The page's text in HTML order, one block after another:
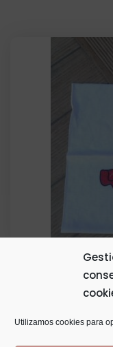
Utilizamos cookies para
Buff